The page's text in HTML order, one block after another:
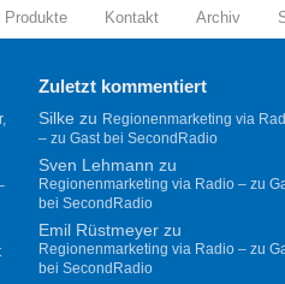
Produkte Kontakt Archiv
Zuletzt kommentiert
Silkezu Regionenmarketing via
– zu Gast bei SecondRadio
Sven Lehmann zu
Regionenmarketing via Radio – zu
bei SecondRadio
Emil Rüstmeyerzu
Regionenmarketing via Radio – zu
bei SecondRadio